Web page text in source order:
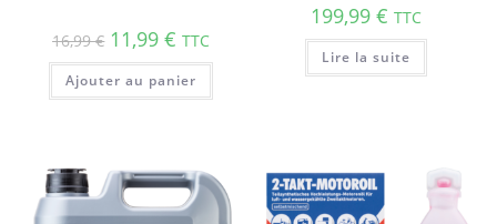
16,99€ 11,99€ TTC
Ajouter au panier
199,99 € TTC
Lire la suite